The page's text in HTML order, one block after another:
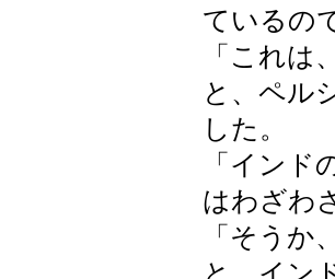
ているの
「これは
と、ペル
した。
「イン
はわざわ
「そうか
と、イン